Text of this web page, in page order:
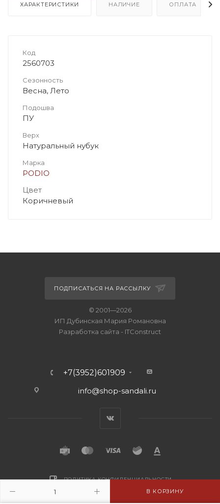
В КОРЗИНУ
ХАРАКТЕРИСТИКИ НАЛИЧИЕ ОПЛАТА
Код
2560703
Сезонность
Весна, Лето
Подошва
ПУ
Верх
Натуральный нубук
Марка
PODIO
Цвет
Коричневый
ПОДПИСАТЬСЯ НА РАССЫЛКУ
© 2001—2026
ИП Дубинская Мария Романовна
Разработка сайта - ITConstruct
+7(3952)601909
info@shop-sandali.ru
ПОЛИТИКА КОНФИДЕНЦИАЛЬНОСТИ